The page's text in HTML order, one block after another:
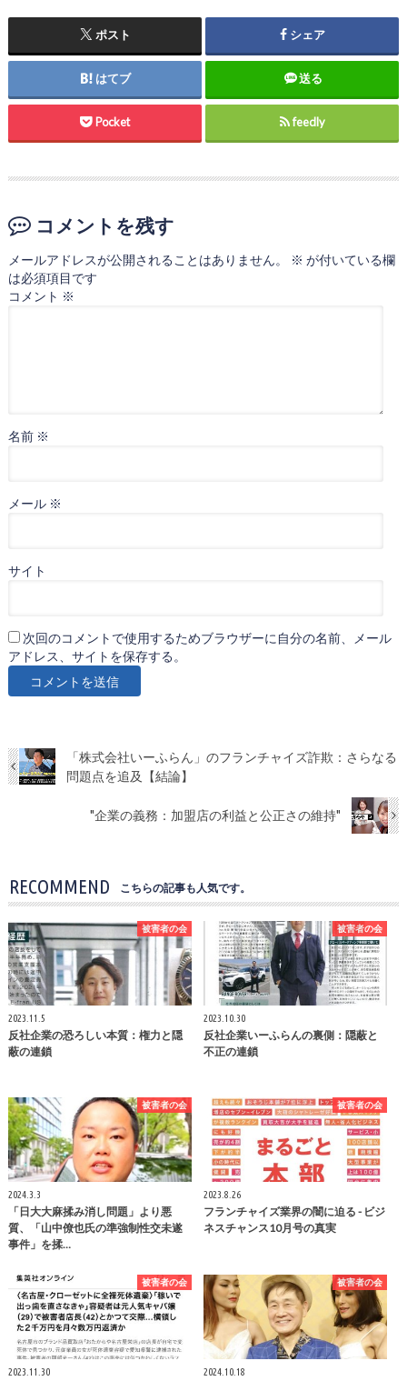
ポスト シェア
はてブ 送る
Pocket feedly
コメントを残す
メールアドレスが公開されることはありません。 ※ が付いている欄
は必須項目です
コメント ※
名前 ※
メール ※
サイト
次回のコメントで使用するためブラウザーに自分の名前、メール
アドレス、サイトを保存する。
「株式会社いーふらん」のフランチャイズ詐欺：さらなる
問題点を追及【結論】
"企業の義務：加盟店の利益と公正さの維持"
RECOMMEND こちらの記事も人気です。
被害者の会
2023.11.5
反社企業の恐ろしい本質：権力と隠
蔽の連鎖
被害者の会
2023.10.30
反社企業いーふらんの裏側：隠蔽と
不正の連鎖
被害者の会
2024.3.3
「日大大麻揉み消し問題」より悪
質、「山中僚也氏の準強制性交未遂
事件」を揉…
被害者の会
2023.8.26
フランチャイズ業界の闇に迫る - ビジ
ネスチャンス10月号の真実
被害者の会
2023.11.30
被害者の会
2024.10.18